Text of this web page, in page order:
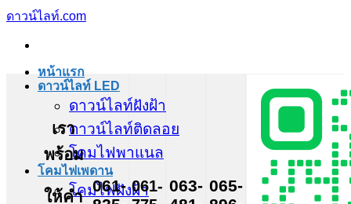
ข้าม
เนื้อหา
ดาวน์ไลท์.com
หน้าแรก
ดาวน์ไลท์ LED
ดาวน์ไลท์ฝังฝ้า
ดาวน์ไลท์ติดลอย
โคมไฟพาแนล
โคมไฟเพดาน
โคมไฟฝังฝ้า
เรา
พร้อม
ให้คำ
061- 061- 063- 065-